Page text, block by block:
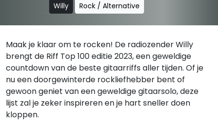
Willy Rock / Alternative
Maak je klaar om te rocken! De radiozender Willy
brengt de Riff Top 100 editie 2023, een geweldige
countdown van de beste gitaarriffs aller tijden. Of je
nu een doorgewinterde rockliefhebber bent of
gewoon geniet van een geweldige gitaarsolo, deze
lijst zal je zeker inspireren en je hart sneller doen
kloppen.